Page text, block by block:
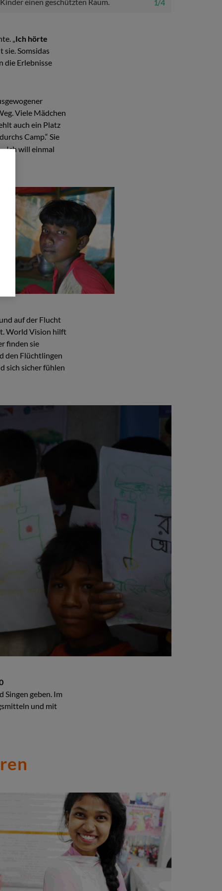
1 / 4
„Ich hörte
sie. Somsidas
die Erlebnisse
Viele Mädchen
auch ein Platz
Camp.“ Sie
„Ich will einmal
auf der Flucht
World Vision hilft
finden sie
den Flüchtlingen
sich sicher fühlen
Singen geben. Im
und mit